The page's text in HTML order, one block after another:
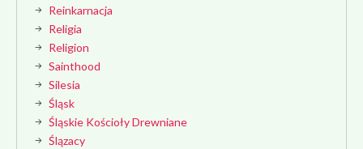
Reinkarnacja
Religia
Religion
Sainthood
Silesia
Śląsk
Śląskie Kościoły Drewniane
Ślązacy